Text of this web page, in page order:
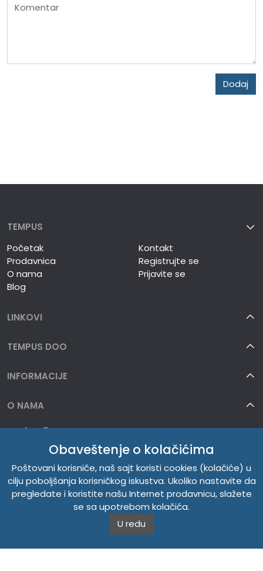
Komentar
Dodaj
TEMPUS
Početak
Prodavnica
O nama
Blog
Kontakt
Registrujte se
Prijavite se
LINKOVI
TEMPUS DOO
INFORMACIJE
O NAMA
Obaveštenje o kolačićima
Poštovani korisniče, naš sajt koristi cookies (kolačiće) u
cilju poboljšanja korisničkog iskustva. Ukoliko nastavite da
pregledate i koristite našu Internet prodavnicu, slažete
se sa upotrebom kolačića.
U redu